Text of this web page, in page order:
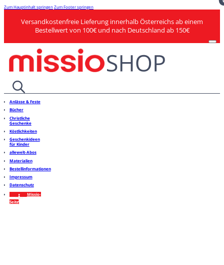
Zum Hauptinhalt springenZum Footer springen
Versandkostenfreie Lieferung innerhalb Österreichs ab einem
Bestellwert von 100€ und nach Deutschland ab 150€
Anlässe & Feste
Bücher
Christliche
Geschenke
Köstlichkeiten
Geschenkideen
für Kinder
allewelt-Abos
Materialien
Bestellinformationen
Impressum
Datenschutz
Missio-
Seite